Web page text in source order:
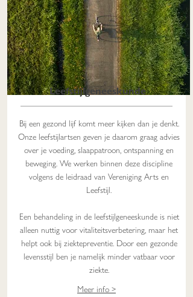
Leefstijlgeneeskunde
Bij een gezond lijf komt meer kijken dan je denkt.
Onze leefstijlartsen geven je daarom graag advies
over je voeding, slaappatroon, ontspanning en
beweging. We werken binnen deze discipline
volgens de leidraad van Vereniging Arts en
Leefstijl.
Een behandeling in de leefstijlgeneeskunde is niet
alleen nuttig voor vitaliteitsverbetering, maar het
helpt ook bij ziektepreventie. Door een gezonde
levensstijl ben je namelijk minder vatbaar voor
ziekte.
Meer info >